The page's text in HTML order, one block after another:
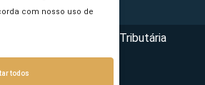
com nosso uso de
todos
- Portal da Reforma Tributária